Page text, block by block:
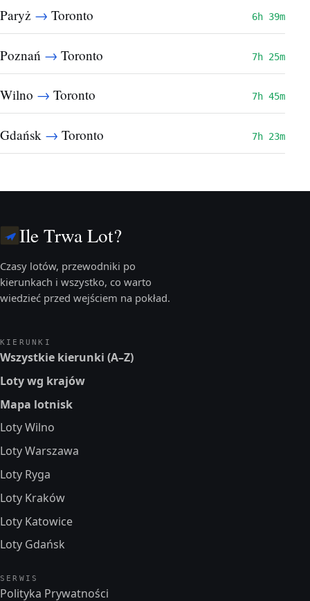
Paryż → Toronto 6h 39m
Poznań → Toronto 7h 25m
Wilno → Toronto 7h 45m
Gdańsk → Toronto 7h 23m
Ile Trwa Lot?
Czasy lotów, przewodniki po
kierunkach i wszystko, co warto
wiedzieć przed wejściem na pokład.
KIERUNKI
Wszystkie kierunki (A–Z)
Loty wg krajów
Mapa lotnisk
Loty Wilno
Loty Warszawa
Loty Ryga
Loty Kraków
Loty Katowice
Loty Gdańsk
SERWIS
Polityka Prywatności